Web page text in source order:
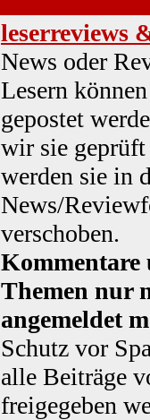
leserreviews
News oder
Lesern
gepostet
wir sie geprüft
werden sie in
News/
verschoben.
Kommentare
Themen nur
angemeldet
Schutz vor
alle Beiträge
freigegeben